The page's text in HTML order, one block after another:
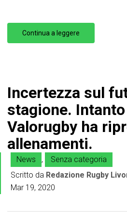
Continua a leggere
Incertezza sul
stagione.
Valorugby ha
allenamenti.
News ,
Senza categoria
Scritto da Redazione Rugby
Mar 19, 2020